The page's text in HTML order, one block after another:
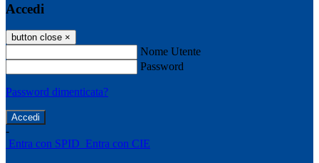
Accedi
button close ×
Nome Utente
Password
Password dimenticata?
-
Entra con SPID Entra con CIE